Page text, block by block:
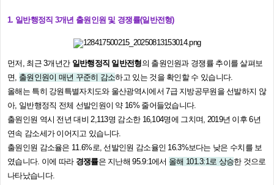
​1. 일반행정직 3개년 출원인원 및 경쟁률(일반전형)
먼저, 최근 3개년간 일반행정직 일반전형의 출원인원과 경쟁률 추이를 살펴보
면, 출원인원이 매년 꾸준히 감소하고 있는 것을 확인할 수 있습니다.
올해는 특히 강원특별자치도와 울산광역시에서 7급 지방공무원을 선발하지 않
아, 일반행정직 전체 선발인원이 약 16% 줄어들었습니다.
출원인원 역시 전년 대비 2,113명 감소한 16,104명에 그치며, 2019년 이후 6년
연속 감소세가 이어지고 있습니다.
출원인원 감소율은 11.6%로, 선발인원 감소율인 16.3%보다는 낮은 수치를 보
였습니다. 이에 따라 경쟁률은 지난해 95.9:1에서 올해 101.3:1로 상승한 것으로
나타났습니다.